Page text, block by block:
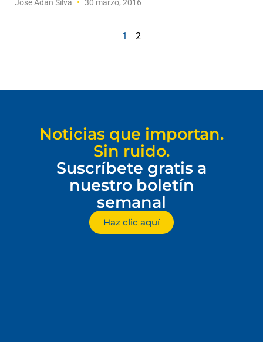
José Adán Silva 30 marzo, 2016
1 2
Noticias que importan.
Sin ruido.
Suscríbete gratis a
nuestro boletín
semanal
Haz clic aquí